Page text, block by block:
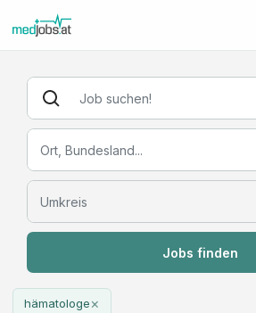
Jobs finden
hämatologe×